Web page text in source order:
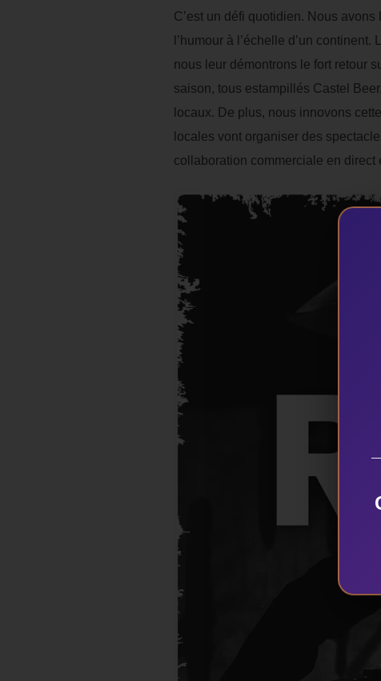
C’est un défi quotidien. Nous
l’humour à l’échelle d’un
nous leur démontrons le fort retour
saison, tous estampillés Castel
locaux. De plus, nous innovons
locales vont organiser des
collaboration commerciale en direct